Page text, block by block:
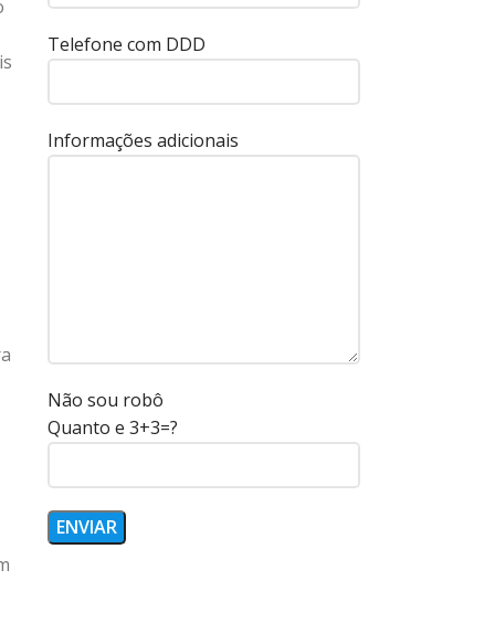
Telefone com DDD
Informações adicionais
Não sou robô
Quanto e 3+3=?